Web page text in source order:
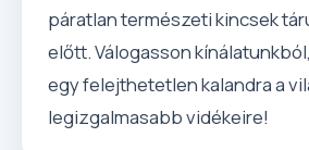
páratlan természeti kincsek
előtt. Válogasson
egy felejthetetlen kalandra a
legizgalmasabb vidékeire!